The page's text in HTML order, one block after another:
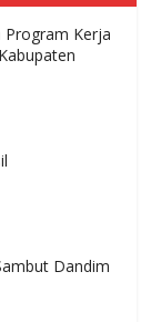
Kerja
Dandim